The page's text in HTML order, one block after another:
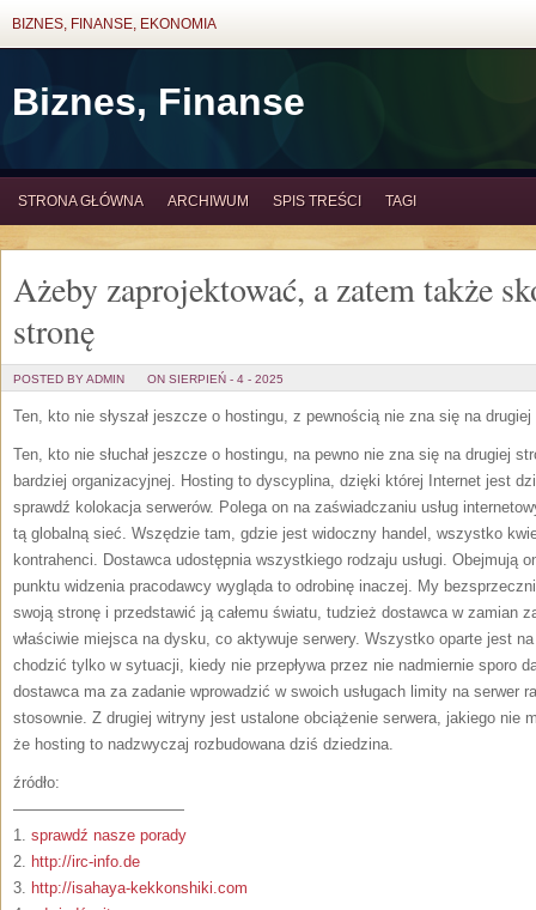
BIZNES, FINANSE, EKONOMIA
Biznes, Finanse
STRONA GŁÓWNA ARCHIWUM SPIS TREŚCI TAGI
Ażeby zaprojektować, a zatem także
stronę
POSTED BY ADMIN ON SIERPIEŃ - 4 - 2025
Ten, kto nie słyszał jeszcze o hostingu, z pewnością nie zna się na
Ten, kto nie słuchał jeszcze o hostingu, na pewno nie zna się na drugiej
bardziej organizacyjnej. Hosting to dyscyplina, dzięki której Internet jest
sprawdź kolokacja serwerów. Polega on na zaświadczaniu usług
tą globalną sieć. Wszędzie tam, gdzie jest widoczny handel, wszystko
kontrahenci. Dostawca udostępnia wszystkiego rodzaju usługi. Obejmują
punktu widzenia pracodawcy wygląda to odrobinę inaczej. My
swoją stronę i przedstawić ją całemu światu, tudzież dostawca w zamian
właściwie miejsca na dysku, co aktywuje serwery. Wszystko oparte jest
chodzić tylko w sytuacji, kiedy nie przepływa przez nie nadmiernie sporo
dostawca ma za zadanie wprowadzić w swoich usługach limity na serwer
stosownie. Z drugiej witryny jest ustalone obciążenie serwera, jakiego nie
że hosting to nadzwyczaj rozbudowana dziś dziedzina.
źródło:
———————————
1. sprawdź nasze porady
2. http://irc-info.de
3. http://isahaya-kekkonshiki.com